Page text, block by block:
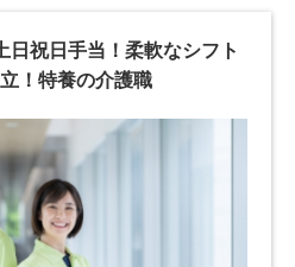
日祝日手当！柔軟なシフト
！特養の介護職